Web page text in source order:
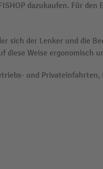
dazukaufen. Für den
sich der Lenker und die
diese Weise ergonomisch
und Privateinfahrten,